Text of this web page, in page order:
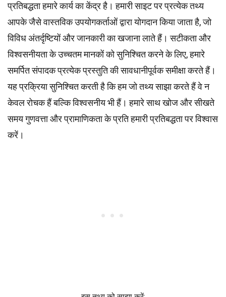
प्रतिबद्धता हमारे कार्य का केंद्र है। हमारी साइट पर प्रत्येक तथ्य
आपके जैसे वास्तविक उपयोगकर्ताओं द्वारा योगदान किया जाता है, जो
विविध अंतर्दृष्टियों और जानकारी का खजाना लाते हैं। सटीकता और
विश्वसनीयता के उच्चतममानकोंको सुनिश्चित करने के लिए, हमारे
समर्पितसंपादकप्रत्येक प्रस्तुति की सावधानीपूर्वक समीक्षा करते हैं।
यह प्रक्रिया सुनिश्चित करती है कि हम जो तथ्य साझा करते हैं वे न
केवल रोचक हैं बल्कि विश्वसनीय भी हैं। हमारे साथ खोज और सीखते
समय गुणवत्ता और प्रामाणिकता के प्रति हमारी प्रतिबद्धता पर विश्वास
करें।